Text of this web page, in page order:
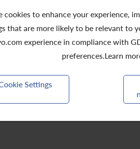
cookies to enhance your experience,
that are more likely to be relevant to
experience in compliance with
preferences.Learn
Settings
變動月報表(截至2024年7
變動月報表(截至2024年6